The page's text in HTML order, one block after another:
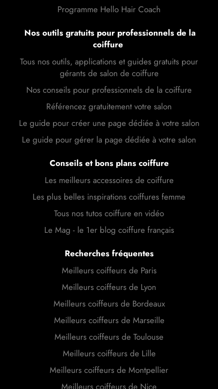
Programme Hello Hair Coach
Nos outils gratuits pour professionnels de la
coiffure
Tous nos outils, applications et guides gratuits pour
gérants de salon de coiffure
Nos conseils pour professionnels de la coiffure
Référencez gratuitement votre salon
Le guide pour créer une page dédiée à votre salon
Le guide pour gérer la page dédiée à votre salon
Conseils et bons plans coiffure
Les meilleurs accessoires de coiffure
Les plus belles inspirations coiffures femme
Tous nos tutos coiffure en vidéo
Le Mag - le 1er blog coiffure français
Recherches fréquentes
Meilleurs coiffeurs de Paris
Meilleurs coiffeurs de Lyon
Meilleurs coiffeurs de Bordeaux
Meilleurs coiffeurs de Marseille
Meilleurs coiffeurs de Toulouse
Meilleurs coiffeurs de Lille
Meilleurs coiffeurs de Montpellier
Meilleurs coiffeurs de Nice